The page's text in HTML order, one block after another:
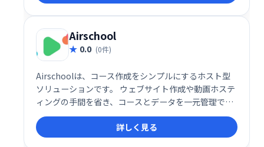
Airschool
0.0 (0件)
Airschoolは、コース作成をシンプルにするホスト型
ソリューションです。 ウェブサイト作成や動画ホステ
ィングの手間を省き、コースとデータを一元管理でき
ます。 洗練された公開プロファイルで、学習者へ効果
的にコースを提供可能です。 複雑な設定不要で、すぐ
にコース公開を始められます。
詳しく見る